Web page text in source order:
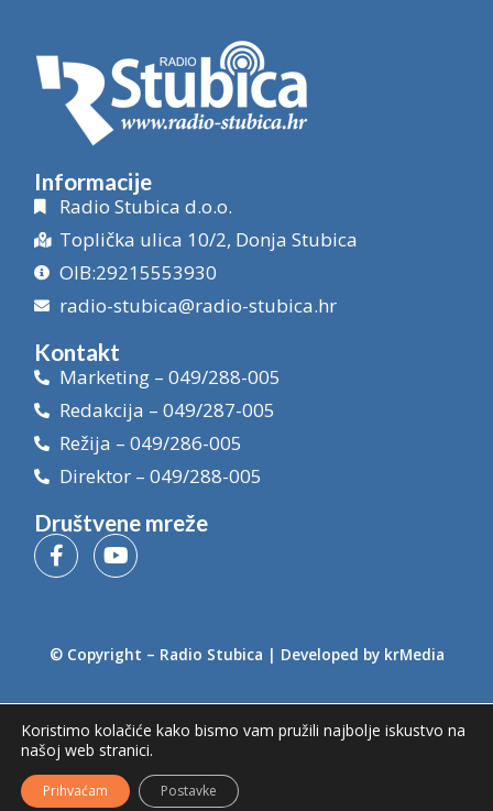
Informacije
Radio Stubica d.o.o.
Toplička ulica 10/2, Donja Stubica
OIB:29215553930
radio-stubica@radio-stubica.hr
Kontakt
Marketing – 049/288-005
Redakcija – 049/287-005
Režija – 049/286-005
Direktor – 049/288-005
Društvene mreže
© Copyright – Radio Stubica | Developed by krMedia
Koristimo kolačiće kako bismo vam pružili najbolje iskustvo na
našoj web stranici.
Prihvaćam Postavke